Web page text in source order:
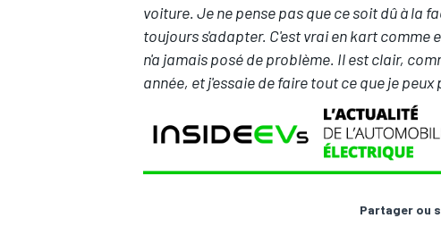
voiture. Je ne pense pas que ce soit dû à la
toujours s'adapter. C'est vrai en kart comme
n'a jamais posé de problème. Il est clair,
année, et j'essaie de faire tout ce que je peux
Partager ou